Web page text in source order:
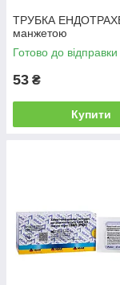
ТРУБКА
манжетою
Готово до відправки
53 ₴
Купити